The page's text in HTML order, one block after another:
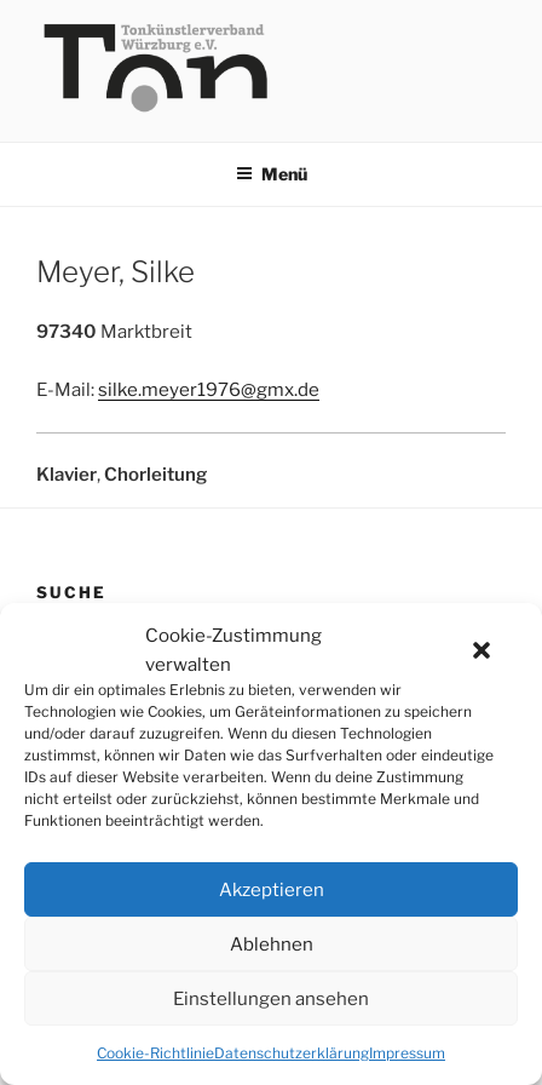
Cookie-Zustimmung
verwalten
Um dir ein optimales Erlebnis zu bieten, verwenden wir
Technologien wie Cookies, um Geräteinformationen zu speichern
und/oder darauf zuzugreifen. Wenn du diesen Technologien
zustimmst, können wir Daten wie das Surfverhalten oder eindeutige
IDs auf dieser Website verarbeiten. Wenn du deine Zustimmung
nicht erteilst oder zurückziehst, können bestimmte Merkmale und
Funktionen beeinträchtigt werden.
Akzeptieren
Ablehnen
Einstellungen ansehen
Cookie-RichtlinieDatenschutzerklärungImpressum
Inhalt
Menü
Meyer, Silke
97340 Marktbreit
E-Mail:silke.meyer1976@gmx.de
Klavier,Chorleitung
SUCHE
© 2026Tonkünstlerverband Würzburg e.V.